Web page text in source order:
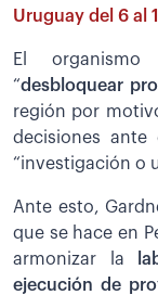
Uruguay del 6 al
El
“desbloquear
región por
decisiones
“investigación o
Ante esto,
que se hace en
armonizar la
ejecución de